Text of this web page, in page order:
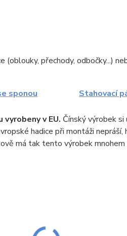
(oblouky, přechody, odbočky...)
sponou
Stahovací
vyrobeny v EU. Čínský výrobek
hadice při montáži
má tak tento výrobek